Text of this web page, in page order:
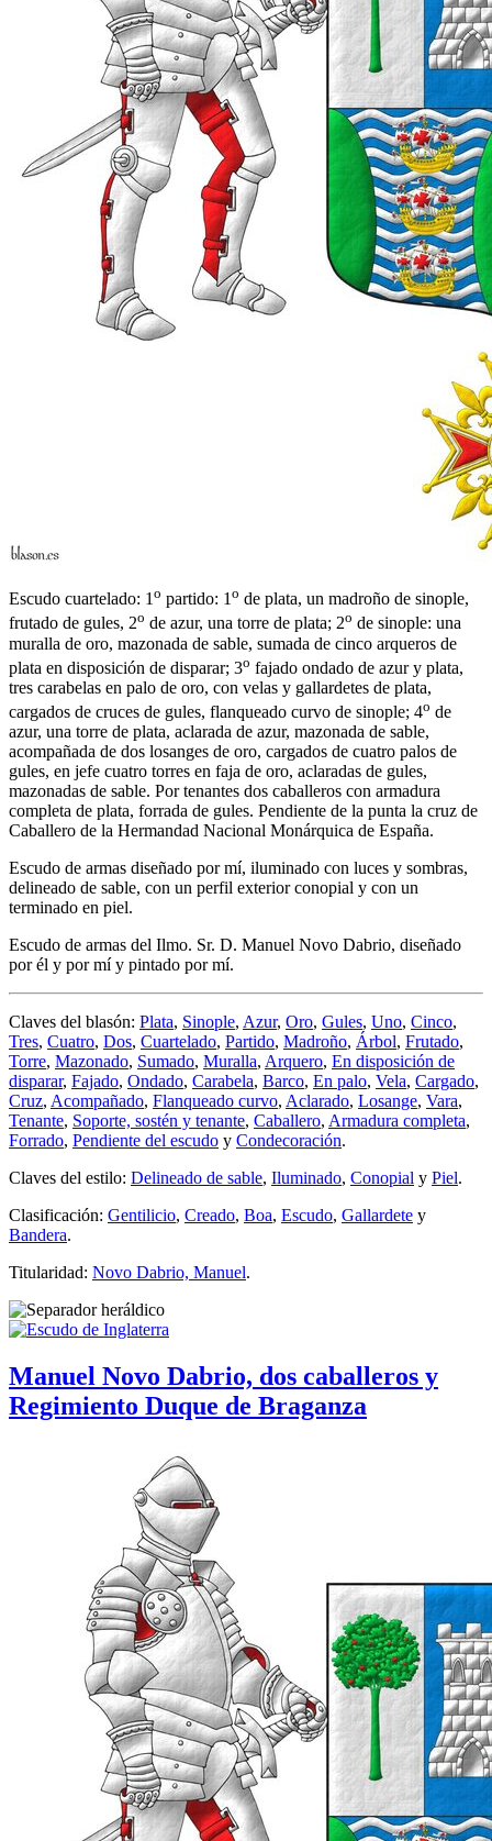
Escudo cuartelado: 1 o partido: 1 o de plata, un madroño de sinople,
frutado de gules, 2o de azur, una torre de plata; 2o de sinople: una
muralla de oro, mazonada de sable, sumada de cinco arqueros de
plata en disposición de disparar; 3o fajado ondado de azur y plata,
tres carabelas en palo de oro, con velas y gallardetes de plata,
cargados de cruces de gules, flanqueado curvo de sinople; 4o de
azur, una torre de plata, aclarada de azur, mazonada de sable,
acompañada de dos losanges de oro, cargados de cuatro palos de
gules, en jefe cuatro torres en faja de oro, aclaradas de gules,
mazonadas de sable. Por tenantes dos caballeros con armadura
completa de plata, forrada de gules. Pendiente de la punta la cruz de
Caballero de la Hermandad Nacional Monárquica de España.
Escudo de armas diseñado por mí, iluminado con luces y sombras,
delineado de sable, con un perfil exterior conopial y con un
terminado en piel.
Escudo de armas del Ilmo. Sr. D. Manuel Novo Dabrio, diseñado
por él y por mí y pintado por mí.
Claves del blasón: Plata, Sinople, Azur, Oro, Gules, Uno, Cinco,
Tres, Cuatro, Dos, Cuartelado, Partido, Madroño, Árbol, Frutado,
Torre, Mazonado, Sumado, Muralla, Arquero, En disposición de
disparar, Fajado, Ondado, Carabela, Barco, En palo, Vela, Cargado,
Cruz, Acompañado, Flanqueado curvo, Aclarado, Losange, Vara,
Tenante, Soporte, sostén y tenante, Caballero, Armadura completa,
Forrado, Pendiente del escudo y Condecoración.
Claves del estilo: Delineado de sable, Iluminado, Conopial y Piel.
Clasificación: Gentilicio, Creado, Boa, Escudo, Gallardete y
Bandera.
Titularidad: Novo Dabrio, Manuel.
Manuel Novo Dabrio, dos caballeros y
Regimiento Duque de Braganza